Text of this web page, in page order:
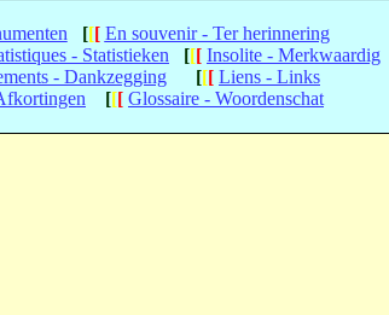
[[[ En souvenir - Ter herinnering
- Statistieken [[[ Insolite - Merkwaardig
- Dankzegging [[[ Liens - Links
[[[ Glossaire - Woordenschat